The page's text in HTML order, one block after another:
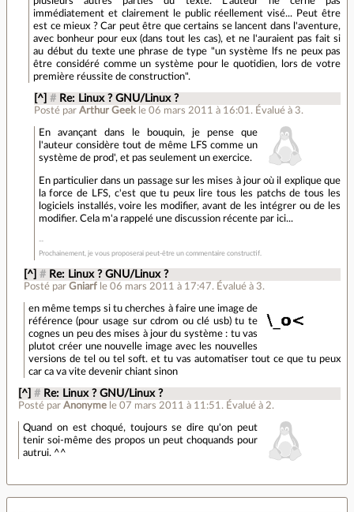
immédiatement et clairement le public réellement visé... Peut être
est ce mieux ? Car peut être que certains se lancent dans l'aventure,
avec bonheur pour eux (dans tout les cas), et ne l'auraient pas fait si
au début du texte une phrase de type "un système lfs ne peux pas
être considéré comme un système pour le quotidien, lors de votre
première réussite de construction".
[^] # Re: Linux ? GNU/Linux ?
Posté par Arthur Geek le 06 mars 2011 à 16:01 . Évalué à 3.
En avançant dans le bouquin, je pense que
l'auteur considère tout de même LFS comme un
système de prod', et pas seulement un exercice.
En particulier dans un passage sur les mises à jour où il explique que
la force de LFS, c'est que tu peux lire tous les patchs de tous les
logiciels installés, voire les modifier, avant de les intégrer ou de les
modifier. Cela m'a rappelé une discussion récente par ici...
Prochainement, je vous proposerai peut-être un commentaire constructif.
[^] # Re: Linux ? GNU/Linux ?
Posté par Gniarf le 06 mars 2011 à 17:47. Évalué à 3.
en même temps si tu cherches à faire une image de
référence (pour usage sur cdrom ou clé usb) tu te
cognes un peu des mises à jour du système : tu vas
plutot créer une nouvelle image avec les nouvelles
versions de tel ou tel soft. et tu vas automatiser tout ce que tu peux
car ca va vite devenir chiant sinon
[^] # Re: Linux ? GNU/Linux ?
Posté parAnonyme le 07 mars 2011 à 11:51 . Évalué à 2.
Quand on est choqué, toujours se dire qu'on peut
tenir soi-même des propos un peut choquands pour
autrui. ^^